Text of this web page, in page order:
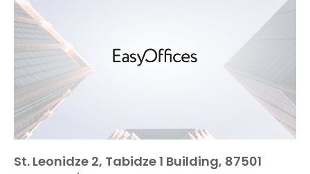
St. Leonidze 2, Tabidze 1 Building, 87501